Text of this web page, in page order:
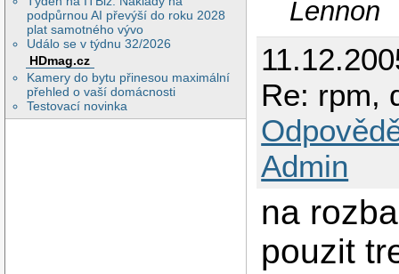
podpůrnou AI převýší do roku 2028
plat samotného vývo
Událo se v týdnu 32/2026
HDmag.cz
Kamery do bytu přinesou maximální
přehled o vaší domácnosti
Testovací novinka
Lennon
Re: rpm,
Admin
na
pouzit